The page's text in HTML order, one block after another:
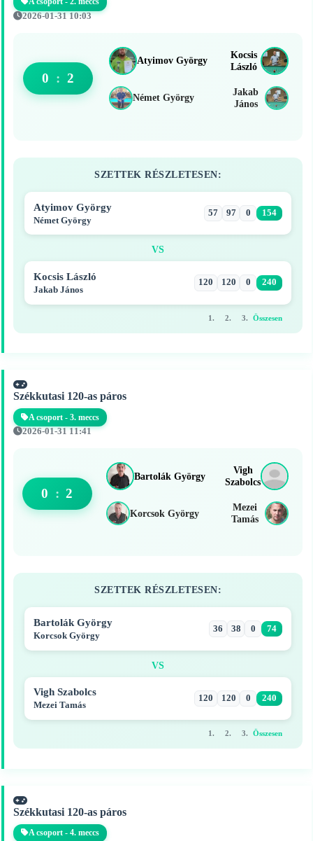
2026-01-31 10:03
Atyimov György
Német György
0 : 2
Kocsis
László
Jakab
János
SZETTEK RÉSZLETESEN:
Atyimov György
Német György
57 97 0 154
VS
Kocsis László
Jakab János
120 120 0 240
1. 2. 3. Összesen
Székkutasi 120-as páros
A csoport - 3. meccs
2026-01-31 11:41
Bartolák György
Korcsok György
0 : 2
Vigh
Szabolcs
Mezei
Tamás
SZETTEK RÉSZLETESEN:
Bartolák György
Korcsok György
36 38 0 74
VS
Vigh Szabolcs
Mezei Tamás
120 120 0 240
1. 2. 3. Összesen
Székkutasi 120-as páros
A csoport - 4. meccs